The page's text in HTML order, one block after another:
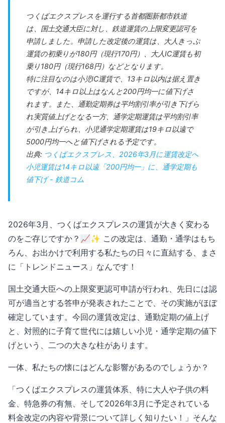
つくばエクスプレスを運行する首都圏新都市鉄道
は、国土交通大臣に対し、鉄道運賃の上限変更認可を
申請しました。申請した改定後の運賃は、大人きっぷ
運賃の初乗りが180円（現行170円）、大人IC運賃も初
乗り180円（現行168円）などとなります。
特に注目なのは小児IC運賃で、13キロ以内は据え置き
ですが、14キロ以上はなんと200円均一に値下げさ
れます。また、通勤定期券は平均割引率が引き下げら
れ実質値上げとなる一方、通学定期運賃は平均割引率
が引き上げられ、小児通学定期運賃は19キロ以遠で
5000円均一へと値下げされる予定です。
出典: つくばエクスプレス、2026年3月に運賃改定へ
小児運賃は14キロ以遠「200円均一」に、通学定期も
値下げ - 鉄道コム
2026年3月、つくばエクスプレスの運賃が大きく変わる
のをご存じですか？📈✨ この改定は、通勤・通学はもち
ろん、お出かけで利用する私たちの日々に直結する、まさ
に「トレンドニュース」なんです！
国土交通大臣への上限変更認可申請が行われ、先日には認
可が適当とする答申が発表されたことで、その実施がほぼ
確定しています。今回の運賃改定は、通勤定期の値上げ
と、対照的に子育て世代には嬉しい小児・通学定期の値下
げという、二つの大きな柱があります。
一体、私たちの懐にはどんな影響があるのでしょうか？
「つくばエクスプレスの運賃体系、特に大人や子供の料
金、特急券の有無、そして2026年3月に予定されている
料金改定の内容や背景について詳しく知りたい！」そんな